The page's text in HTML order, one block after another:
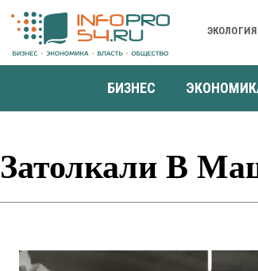
ЭКОЛОГИЯ
БИЗНЕС
Затолкали В